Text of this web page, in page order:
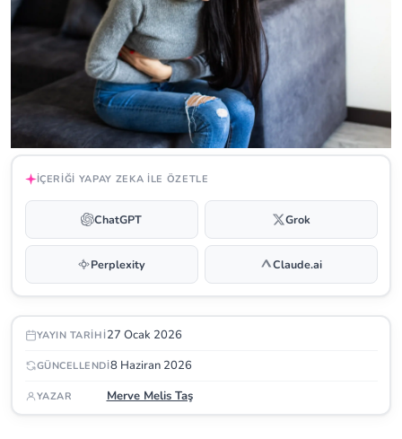
İÇERIĞI YAPAY ZEKA ILE ÖZETLE
ChatGPT Grok
Perplexity Claude.ai
YAYIN TARIHI27 Ocak 2026
GÜNCELLENDI8 Haziran 2026
YAZAR Merve Melis Taş